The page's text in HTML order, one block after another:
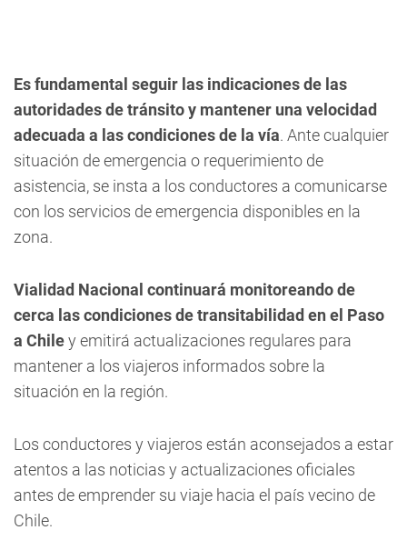
Es fundamental seguir las indicaciones de las
autoridades de tránsito y mantener una velocidad
adecuada a las condiciones de la vía. Ante cualquier
situación de emergencia o requerimiento de
asistencia, se insta a los conductores a comunicarse
con los servicios de emergencia disponibles en la
zona.
Vialidad Nacional continuará monitoreando de
cerca las condiciones de transitabilidad en el Paso
a Chiley emitirá actualizaciones regulares para
mantener a los viajeros informados sobre la
situación en la región.
Los conductores y viajeros están aconsejados a estar
atentos a las noticias y actualizaciones oficiales
antes de emprender su viaje hacia el país vecino de
Chile.